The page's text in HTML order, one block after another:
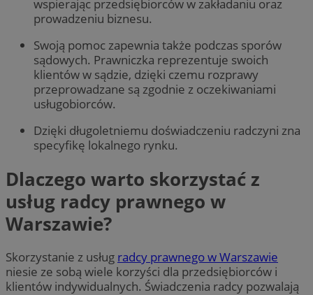
wspierając przedsiębiorców w zakładaniu oraz
prowadzeniu biznesu.
Swoją pomoc zapewnia także podczas sporów
sądowych. Prawniczka reprezentuje swoich
klientów w sądzie, dzięki czemu rozprawy
przeprowadzane są zgodnie z oczekiwaniami
usługobiorców.
Dzięki długoletniemu doświadczeniu radczyni zna
specyfikę lokalnego rynku.
Dlaczego warto skorzystać z
usług radcy prawnego w
Warszawie?
Skorzystanie z usług radcy prawnego w Warszawie
niesie ze sobą wiele korzyści dla przedsiębiorców i
klientów indywidualnych. Świadczenia radcy pozwalają